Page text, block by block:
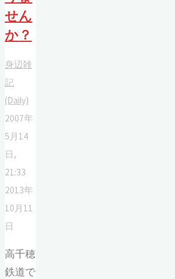
せん
か？
身辺雑
記
(Daily)
2007年
5月14
日,
21:33
2013年
10月11
日
高千穂
鉄道で